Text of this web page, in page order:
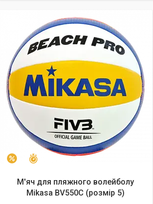
–17%
М'яч для пляжного волейболу
Mikasa BV550C (розмір 5)